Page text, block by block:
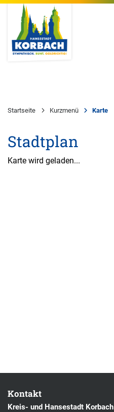
Startseite Kurzmenü Karte
Stadtplan
Karte wird geladen...
Kontakt
Kreis- und Hansestadt Korbach